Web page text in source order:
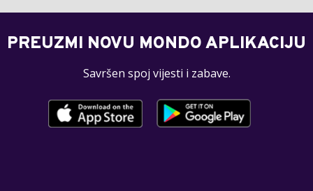
PREUZMI NOVU MONDO APLIKACIJU
Savršen spoj vijesti i zabave.